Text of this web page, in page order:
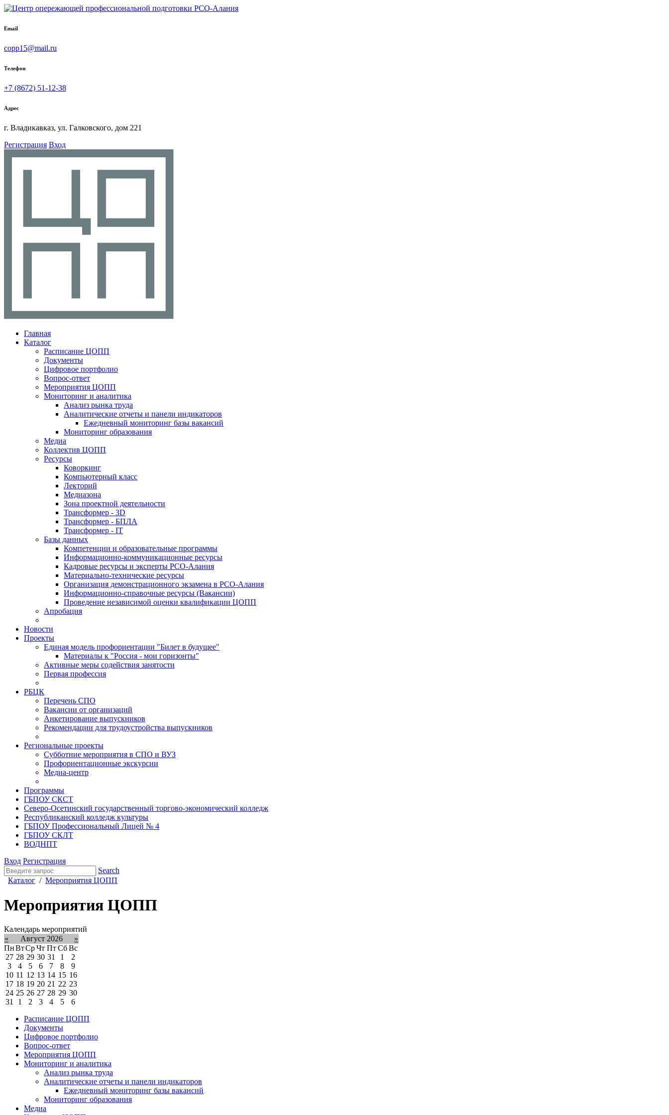
Email
copp15@mail.ru
Телефон
+7 (8672) 51-12-38
Адрес
г. Владикавказ, ул. Галковского, дом 221
Регистрация Вход
Главная
Каталог
Расписание ЦОПП
Документы
Цифровое портфолио
Вопрос-ответ
Мероприятия ЦОПП
Мониторинг и аналитика
Анализ рынка труда
Аналитические отчеты и панели индикаторов
Ежедневный мониторинг базы вакансий
Мониторинг образования
Медиа
Коллектив ЦОПП
Ресурсы
Коворкинг
Компьютерный класс
Лекторий
Медиазона
Зона проектной деятельности
Трансформер - 3D
Трансформер - БПЛА
Трансформер - IT
Базы данных
Компетенции и образовательные программы
Информационно-коммуникационные ресурсы
Кадровые ресурсы и эксперты РСО-Алания
Материально-технические ресурсы
Организация демонстрационного экзамена в РСО-Алания
Информационно-справочные ресурсы (Вакансии)
Проведение независимой оценки квалификации ЦОПП
Апробация
Новости
Проекты
Единая модель профориентации "Билет в будущее"
Материалы к "Россия - мои горизонты"
Активные меры содействия занятости
Первая профессия
РБЦК
Перечень СПО
Вакансии от организаций
Анкетирование выпускников
Рекомендации для трудоустройства выпускников
Региональные проекты
Субботние мероприятия в СПО и ВУЗ
Профориентационные экскурсии
Медиа-центр
Программы
ГБПОУ СКСТ
Северо-Осетинский государственный торгово-экономический колледж
Республиканский колледж культуры
ГБПОУ Профессиональный Лицей № 4
ГБПОУ СКЛТ
ВОДНПТ
Вход Регистрация
Search
Каталог / Мероприятия ЦОПП
Мероприятия ЦОПП
Календарь мероприятий
«
Август 2026
»
ПнВтСрЧт Пт Сб Вс
27 28 29 30 31 1
2
3
4 5 6 7 8
9
10 11 12 13 14 15 16
17 18 19 20 21 22 23
24 25 26 27 28 29 30
31
1 2 3 4 5
6
Расписание ЦОПП
Документы
Цифровое портфолио
Вопрос-ответ
Мероприятия ЦОПП
Мониторинг и аналитика
Анализ рынка труда
Аналитические отчеты и панели индикаторов
Ежедневный мониторинг базы вакансий
Мониторинг образования
Медиа